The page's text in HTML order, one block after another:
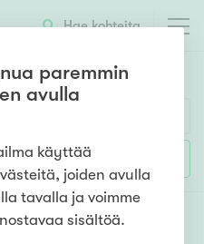
Hae kohteita
4h 5h+
Pirkkala
paremmin
avulla
käyttää
joiden avulla
tavalla ja voimme
sisältöä.